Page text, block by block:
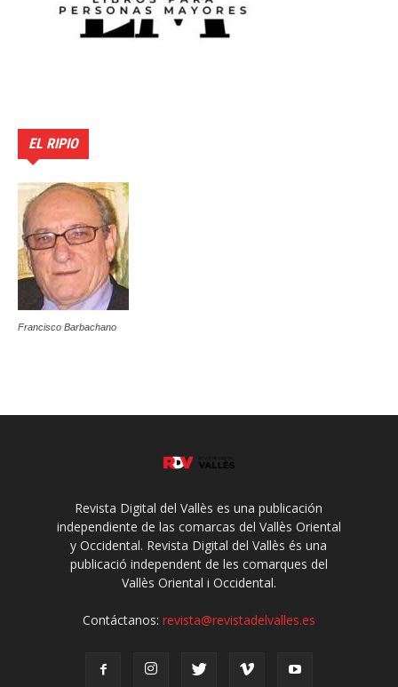
EL RIPIO
Francisco Barbachano
Revista Digital del Vallès es una publicación
independiente de las comarcas del Vallès Oriental
y Occidental. Revista Digital del Vallès és una
publicació independent de les comarques del
Vallès Oriental i Occidental.
Contáctanos: revista@revistadelvalles.es